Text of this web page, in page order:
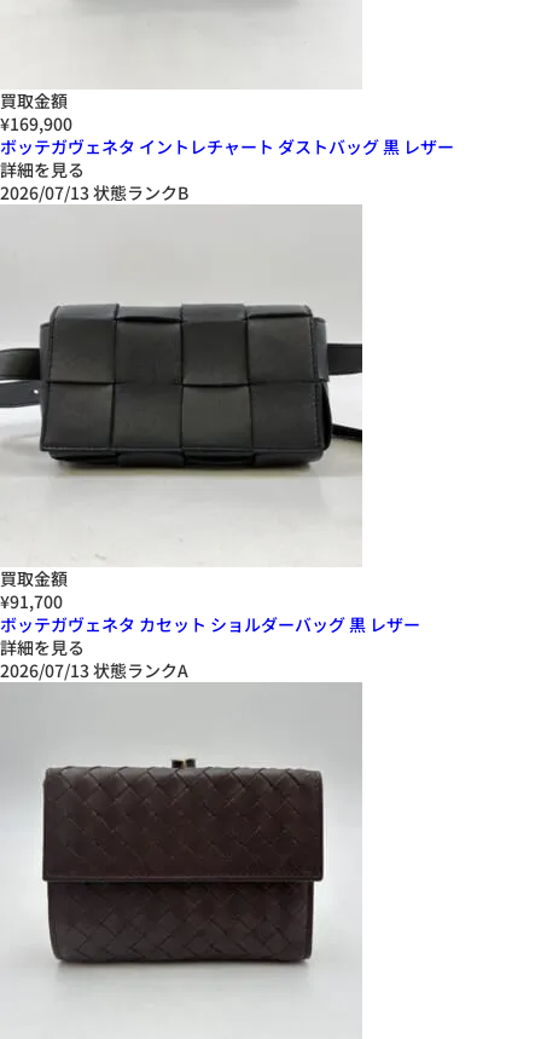
買取金額
¥169,900
ボッテガヴェネタ イントレチャート ダストバッグ 黒 レザー
詳細を見る
2026/07/13状態ランクB
買取金額
¥91,700
ボッテガヴェネタ カセット ショルダーバッグ 黒 レザー
詳細を見る
2026/07/13状態ランクA